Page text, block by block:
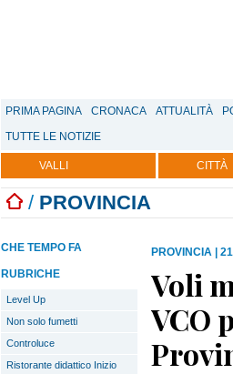
PRIMA PAGINA CRONACA ATTUALITÀ
TUTTE LE NOTIZIE
VALLI CITTÀ
/ PROVINCIA
CHE TEMPO FA
RUBRICHE
Level Up
Non solo fumetti
Controluce
Ristorante didattico Inizio
PROVINCIA
Voli
VCO